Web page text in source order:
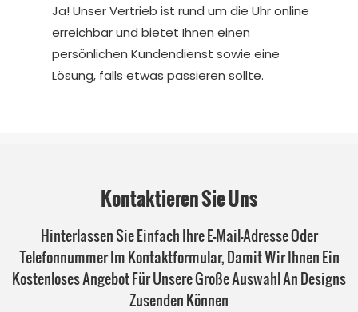
Ja! Unser Vertrieb ist rund um die Uhr online
erreichbar und bietet Ihnen einen
persönlichen Kundendienst sowie eine
Lösung, falls etwas passieren sollte.
Kontaktieren Sie Uns
Hinterlassen Sie Einfach Ihre E-Mail-Adresse Oder
Telefonnummer Im Kontaktformular, Damit Wir Ihnen Ein
Kostenloses Angebot Für Unsere Große Auswahl An Designs
Zusenden Können